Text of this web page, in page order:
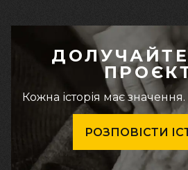
Кожна історія має
РОЗПОВІСТИ